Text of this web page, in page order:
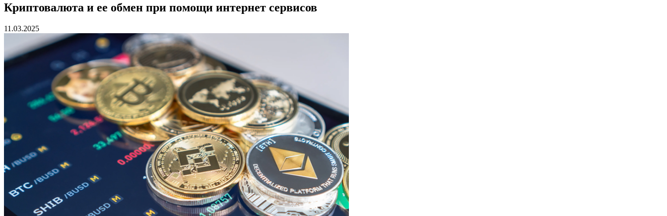
Криптовалюта и ее обмен при помощи интернет сервисов
11.03.2025